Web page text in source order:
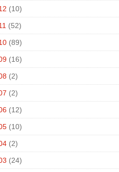
(10)
(52)
(89)
(16)
(2)
(2)
(12)
(10)
(2)
(24)